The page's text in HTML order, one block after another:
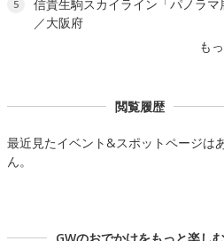
5
信貴生駒スカイライン「パノラマ
／大阪府
も
閲覧履歴
最近見たイベント&スポットページは
ん。